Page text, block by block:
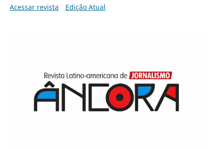
Acessar revista
Edição Atual